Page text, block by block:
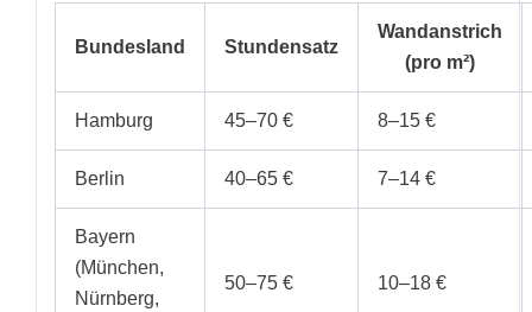
Bundesland Stundensatz
Wandanstrich
(pro m²)
Hamburg 45–70 € 8–15 €
Berlin 40–65 € 7–14 €
Bayern
(München,
Nürnberg,
50–75 € 10–18 €